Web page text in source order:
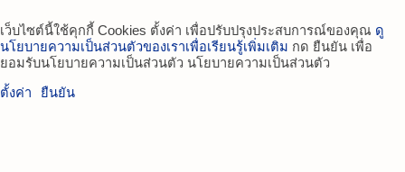
เว็บไซต์นี้ใช้คุกกี้ Cookies ตั้งค่า เพื่อปรับปรุงประสบการณ์ของคุณ ดู
นโยบายความเป็นส่วนตัวของเราเพื่อเรียนรู้เพิ่มเติม กด ยืนยัน เพื่อ
ยอมรับนโยบายความเป็นส่วนตัว นโยบายความเป็นส่วนตัว
ตั้งค่า ยืนยัน